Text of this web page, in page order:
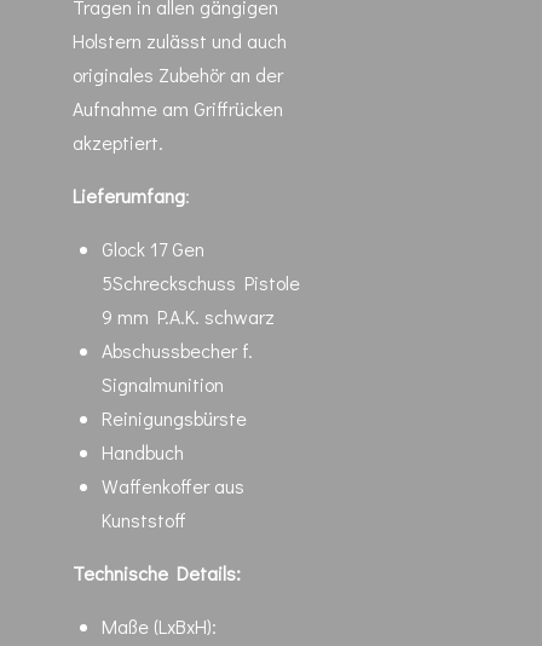
Tragen in allen gängigen
Holstern zulässt und auch
originales Zubehör an der
Aufnahme am Griffrücken
akzeptiert.
Lieferumfang:
Glock 17 Gen
5Schreckschuss Pistole
9 mm P.A.K. schwarz
Abschussbecher f.
Signalmunition
Reinigungsbürste
Handbuch
Waffenkoffer aus
Kunststoff
Technische Details:
Maße (LxBxH):